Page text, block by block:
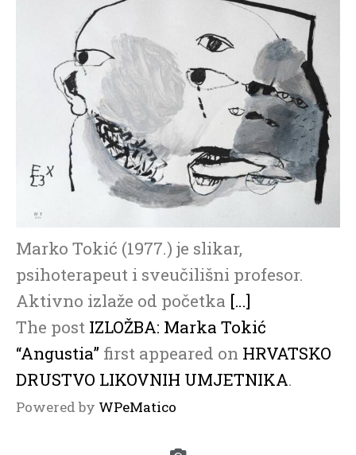
Marko Tokić (1977.) je slikar,
psihoterapeut i sveučilišni profesor.
Aktivno izlaže od početka […]
The post IZLOŽBA: Marka Tokić
“Angustia” first appeared on HRVATSKO
DRUSTVO LIKOVNIH UMJETNIKA.
Powered by WPeMatico